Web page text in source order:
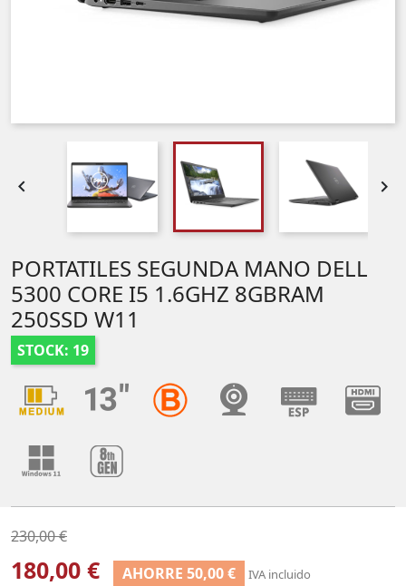
 
PORTATILES SEGUNDA MANO DELL
5300 CORE I5 1.6GHZ 8GBRAM
250SSD W11
STOCK: 19
230,00 €
180,00 € AHORRE 50,00 € IVA incluido